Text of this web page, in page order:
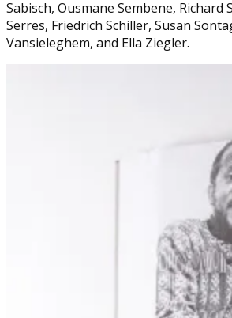
Sabisch, Ousmane Sembene, Richard
Serres, Friedrich Schiller, Susan
Vansieleghem, and Ella Ziegler.